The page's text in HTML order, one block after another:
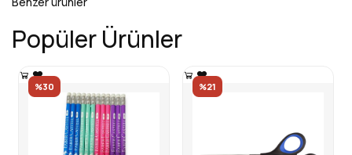
Popüler Ürünler
%30 %21